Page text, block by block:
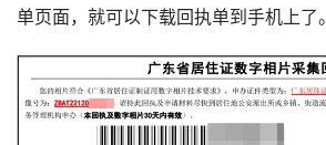
单页面，就可以下载回执单到手机上了。